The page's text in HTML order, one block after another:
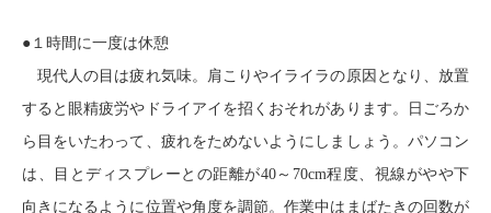
●１時間に一度は休憩
現代人の目は疲れ気味。肩こりやイライラの原因となり、放置
すると眼精疲労やドライアイを招くおそれがあります。日ごろか
ら目をいたわって、疲れをためないようにしましょう。パソコン
は、目とディスプレーとの距離が40～ 70cm程度、視線がやや下
向きになるように位置や角度を調節。作業中はまばたきの回数が